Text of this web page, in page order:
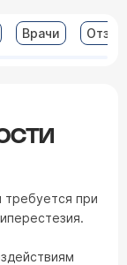
Врачи
требуется при